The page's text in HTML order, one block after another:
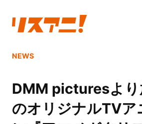
NEWS
DMM picturesより
のオリジナルTVア